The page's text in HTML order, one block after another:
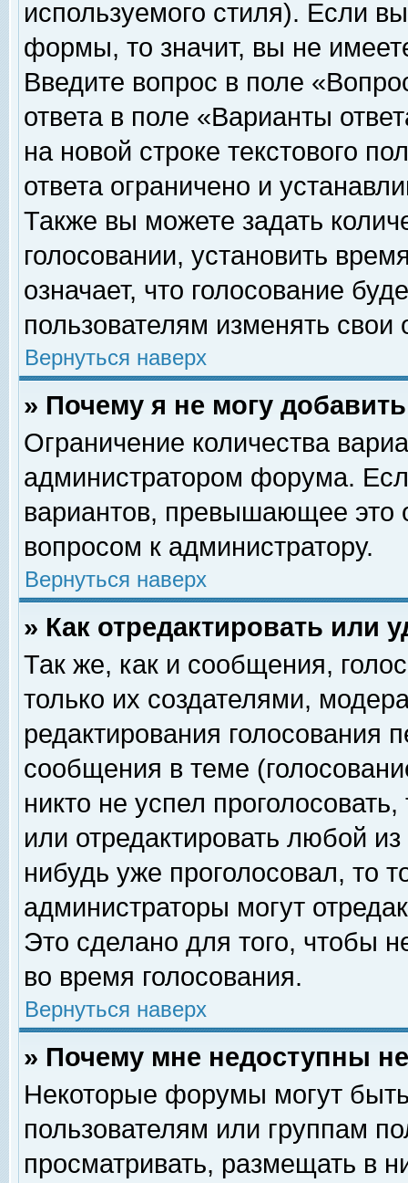
используемого стиля). Если
формы, то значит, вы не
Введите вопрос в поле
ответа в поле «Варианты
на новой строке текстового
ответа ограничено и
Также вы можете задать
голосовании, установить
означает, что голосование
пользователям изменять свои
Вернуться наверх
» Почему я не могу
Ограничение количества
администратором форума.
вариантов, превышающее это
вопросом к администратору.
Вернуться наверх
» Как отредактировать или
Так же, как и сообщения,
только их создателями,
редактирования голосования
сообщения в теме
никто не успел
или отредактировать любой
нибудь уже проголосовал, то
администраторы могут
Это сделано для того, чтобы
во время голосования.
Вернуться наверх
» Почему мне недоступны
Некоторые форумы могут
пользователям или группам
просматривать, размещать в